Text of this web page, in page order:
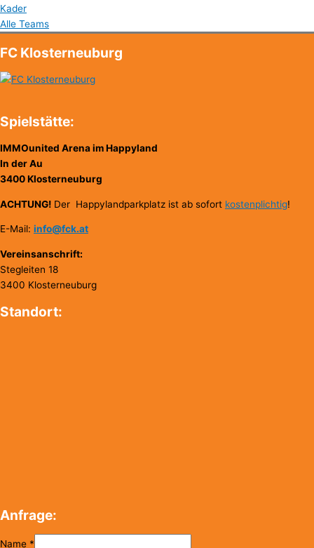
Kader
Alle Teams
FC Klosterneuburg
Spielstätte:
IMMOunited Arena im Happyland
In der Au
3400 Klosterneuburg
ACHTUNG! Der Happylandparkplatz ist ab sofort kostenplichtig!
E-Mail: info@fck.at
Vereinsanschrift:
Stegleiten 18
3400 Klosterneuburg
Standort:
Anfrage:
Name *